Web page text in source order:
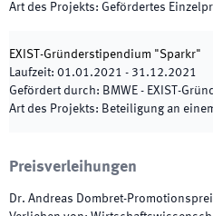
Art des Projekts: Gefördertes
EXIST-Gründerstipendium "Sparkr"
Laufzeit: 01.01.2021 - 31.12.2021
Gefördert durch: BMWE - EXIST-
Art des Projekts: Beteiligung an
Preisverleihungen
Dr. Andreas Dombret-